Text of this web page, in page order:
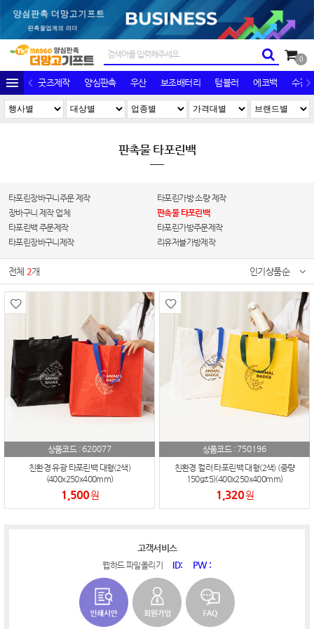
0
굿즈제작 양심판촉 우산 보조배터리 텀블러 에코백 수건/
판촉물 타포린백
타포린장바구니주문 제작
타포린가방 소량 제작
장바구니 제작 업체
판촉물 타포린백
타포린백 주문제작
타포린가방주문제작
타포린장바구니제작
리유저블가방제작
전체 2개 인기상품순
상품코드 : 620077
친환경 유광 타포린백 대형(2색)
(400x250x400mm)
1,500원
상품코드 : 750196
친환경 컬러 타포린백 대형(2색) (중량
150g±5)(400x250x400mm)
1,320원
고객서비스
웹하드 파일올리기 ID: PW :